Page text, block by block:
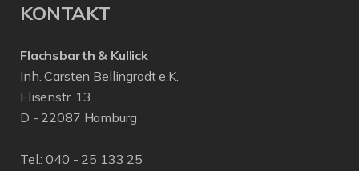
KONTAKT
Flachsbarth & Kullick
Inh. Carsten Bellingrodt e.K.
Elisenstr. 13
D - 22087 Hamburg
Tel.:040 - 25 133 25